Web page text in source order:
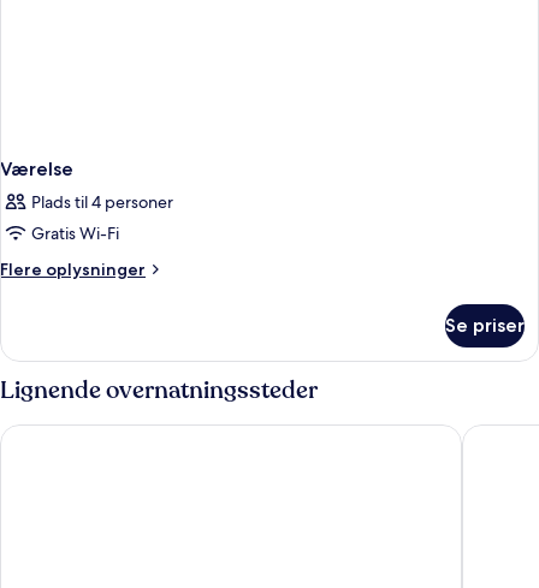
Værelse
Plads til 4 personer
Gratis Wi-Fi
Flere oplysninger
Flere
Se priser
Lignende overnatningssteder
The City Hotel Ancona Grand